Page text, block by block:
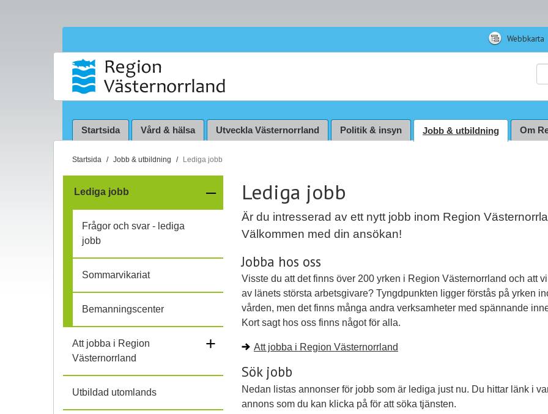
Webbkarta
Startsida Vård & hälsa Utveckla Västernorrland Politik & insyn Jobb & utbildning Om
D
u
ä
:
Startsida Jobb & utbildning Lediga jobb
Lediga jobb
–
l
i
h
o
Frågor och svar - lediga
jobb
Sommarvikariat
Bemanningscenter
Att jobba i Region
Västernorrland
+
Utbildad utomlands
Lediga jobb
Är du intresserad av ett nytt jobb inom Region
Välkommen med din ansökan!
Jobba hos oss
Visste du att det finns över 200 yrken i Region Västernorrland och att
av länets största arbetsgivare? Tyngdpunkten ligger förstås på yrken
vården, men det finns många andra verksamheter med spännande
Kort sagt hos oss finns något för alla.
Att jobba i Region Västernorrland
Sök jobb
Nedan listas annonser för jobb som är lediga just nu. Du hittar länk i
annons som du kan klicka på för att söka tjänsten.